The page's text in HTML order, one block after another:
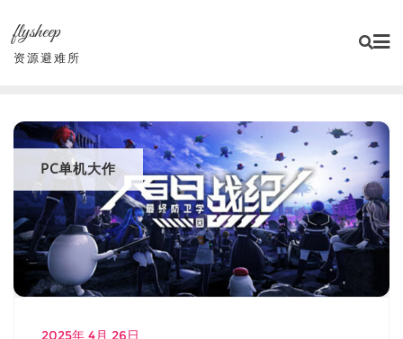
content
flysheep
资源避难所
PC单机大作
2025年 4月 26日